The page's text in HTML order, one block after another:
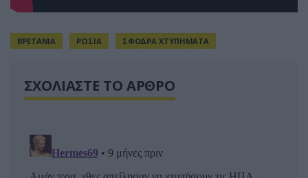
ΒΡΕΤΑΝΙΑ ΡΩΣΙΑ ΣΦΟΔΡΑ ΧΤΥΠΗΜΑΤΑ
ΣΧΟΛΙΑΣΤΕ ΤΟ ΑΡΘΡΟ